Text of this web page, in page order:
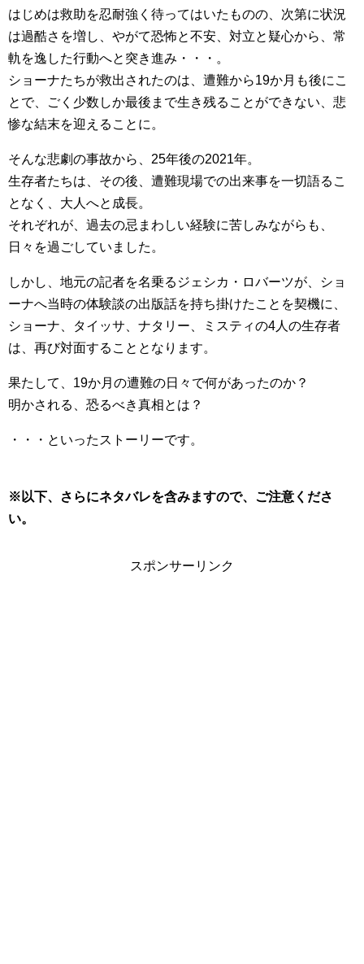
はじめは救助を忍耐強く待ってはいたものの、次第に状況
は過酷さを増し、やがて恐怖と不安、対立と疑心から、常
軌を逸した行動へと突き進み・・・。
ショーナたちが救出されたのは、遭難から19か月も後にこ
とで、ごく少数しか最後まで生き残ることができない、悲
惨な結末を迎えることに。
そんな悲劇の事故から、25年後の2021年。
生存者たちは、その後、遭難現場での出来事を一切語るこ
となく、大人へと成長。
それぞれが、過去の忌まわしい経験に苦しみながらも、
日々を過ごしていました。
しかし、地元の記者を名乗るジェシカ・ロバーツが、ショ
ーナへ当時の体験談の出版話を持ち掛けたことを契機に、
ショーナ、タイッサ、ナタリー、ミスティの4人の生存者
は、再び対面することとなります。
果たして、19か月の遭難の日々で何があったのか？
明かされる、恐るべき真相とは？
・・・といったストーリーです。
※以下、さらにネタバレを含みますので、ご注意くださ
い。
スポンサーリンク